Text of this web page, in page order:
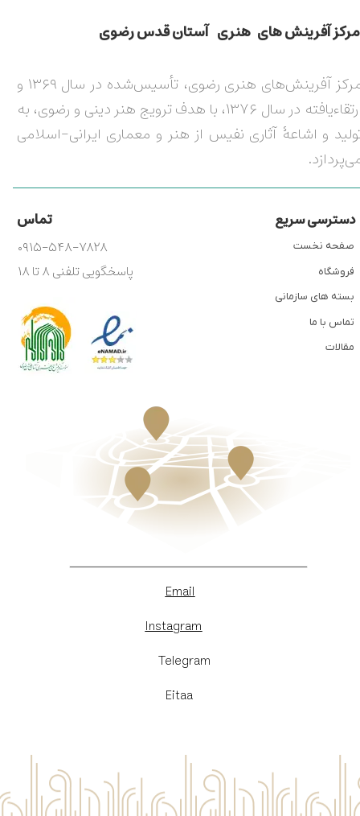
مركز آفرينش های هنری آستان قدس رضوی​​​​​​​​​​​​​​
مرکز آفرینش‌های هنری رضوی، تأسیس‌شده در سال ۱۳۶۹ و
ارتقاءیافته در سال ۱۳۷۶، با هدف ترویج هنر دینی و رضوی، به
و اشاعۀ آثاری نفیس از هنر و معماری ایرانی-اسلامی
دسترسی سریع تماس
۰۹۱۵-۵۴۸-۷۸۲۸
پاسخگویی تلفنی ۸ تا ۱۸
صفحه نخست
فروشگاه
بسته های سازمانی
تماس با ما
مقالات
Email
Instagram
​Telegram
Eitaa